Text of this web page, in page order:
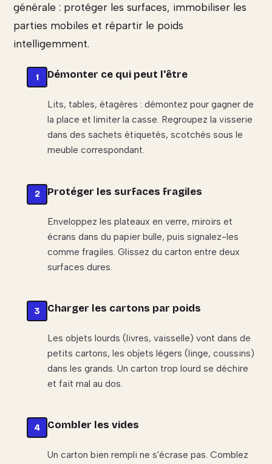
générale : protéger les surfaces, immobiliser les
parties mobiles et répartir le poids
intelligemment.
Démonter ce qui peut l'être
Lits, tables, étagères : démontez pour gagner de
la place et limiter la casse. Regroupez la visserie
dans des sachets étiquetés, scotchés sous le
meuble correspondant.
Protéger les surfaces fragiles
Enveloppez les plateaux en verre, miroirs et
écrans dans du papier bulle, puis signalez-les
comme fragiles. Glissez du carton entre deux
surfaces dures.
Charger les cartons par poids
Les objets lourds (livres, vaisselle) vont dans de
petits cartons, les objets légers (linge, coussins)
dans les grands. Un carton trop lourd se déchire
et fait mal au dos.
Combler les vides
Un carton bien rempli ne s'écrase pas. Comblez